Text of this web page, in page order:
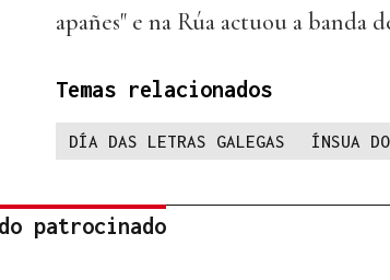
apañes" e na Rúa actuou a banda
Temas relacionados
DÍA DAS LETRAS GALEGAS ÍNSUA
patrocinado